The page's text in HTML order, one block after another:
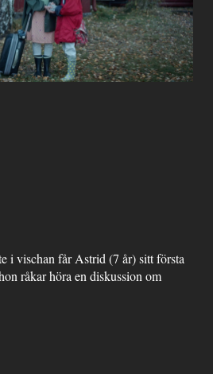
i vischan får Astrid (7 år) sitt första
råkar höra en diskussion om